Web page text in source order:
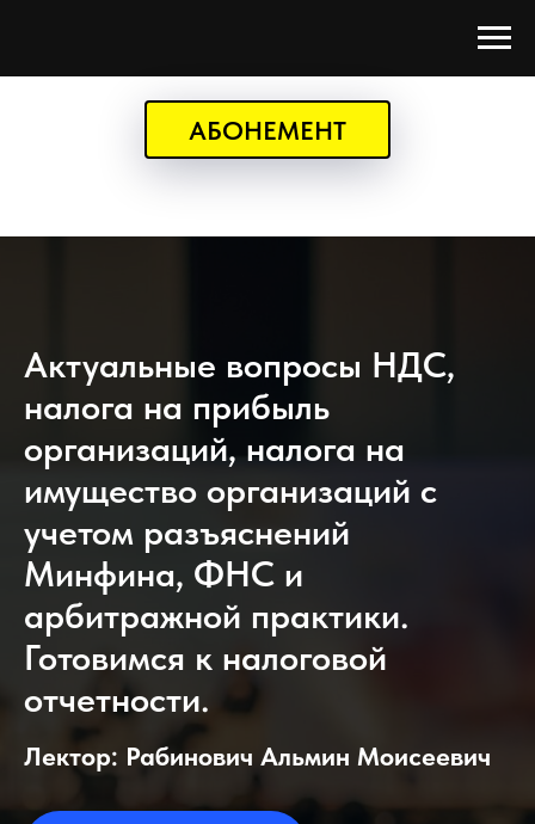
АБОНЕМЕНТ
Актуальные вопросы НДС,
налога на прибыль
организаций, налога на
имущество организаций с
учетом разъяснений
Минфина, ФНС и
арбитражной практики.
Готовимся к налоговой
отчетности.
Лектор: Рабинович Альмин Моисеевич